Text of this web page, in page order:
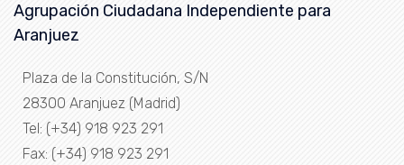
Agrupación Ciudadana Independiente para
Aranjuez
Plaza de la Constitución, S/N
28300 Aranjuez (Madrid)
Tel: (+34) 918 923 291
Fax: (+34) 918 923 291